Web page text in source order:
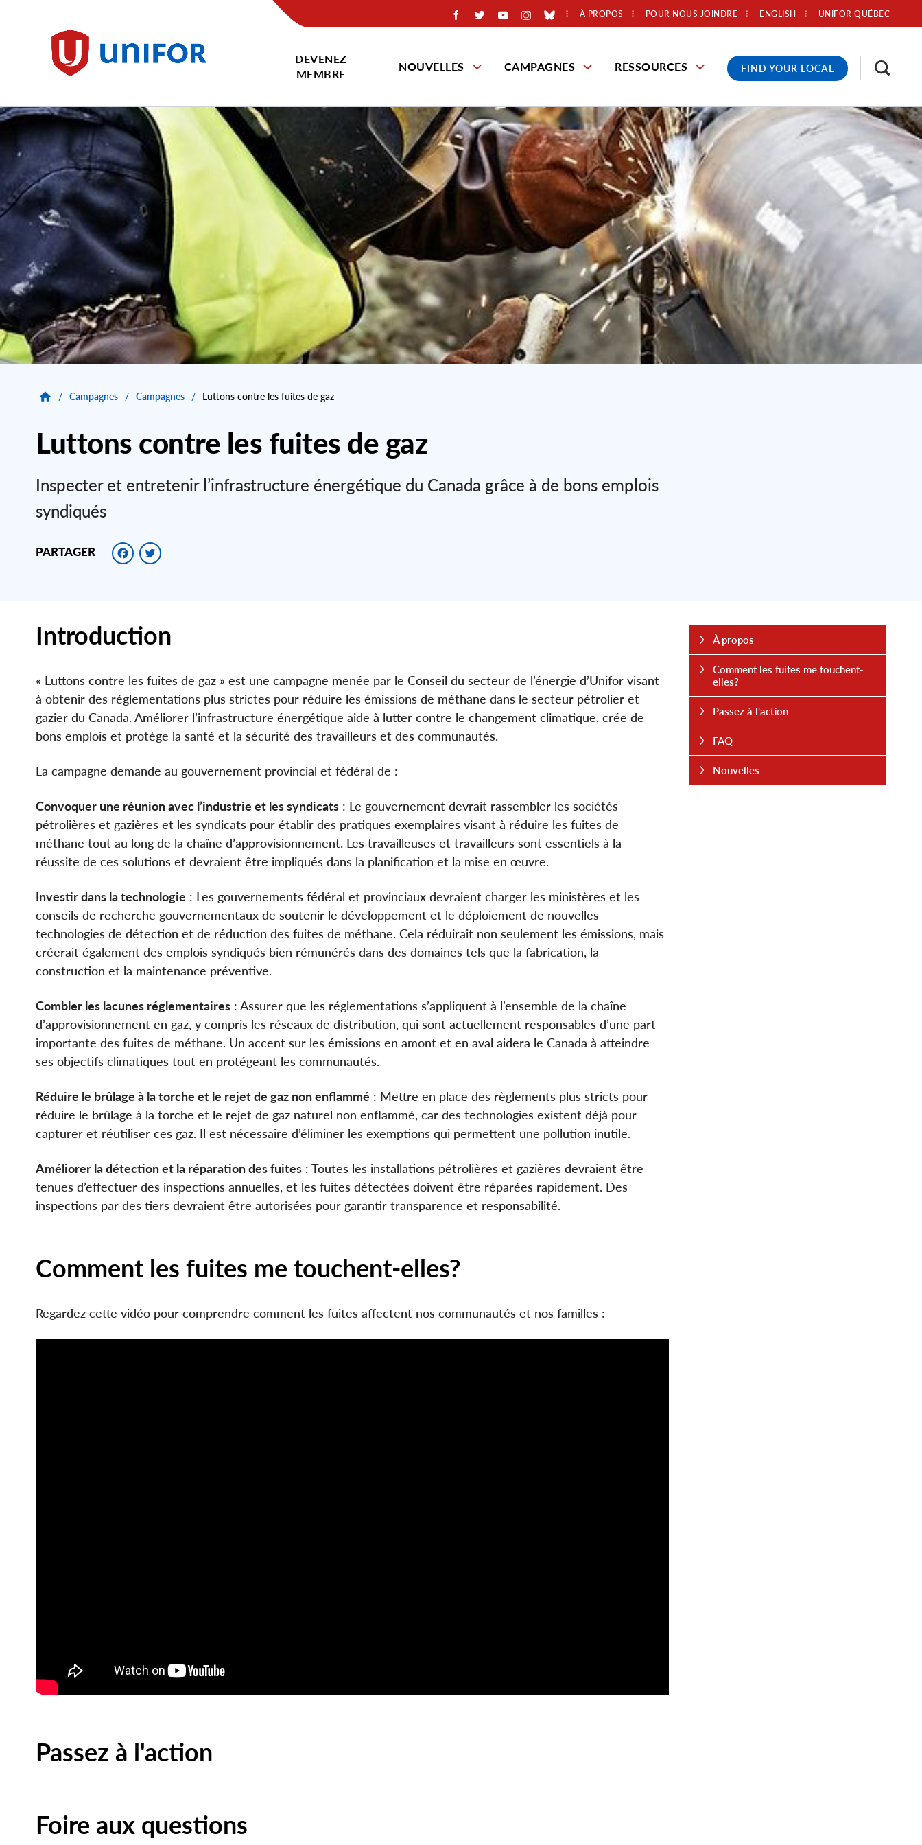
Unifor
À PROPOS POUR NOUS JOINDRE UNIFOR QUÉBEC
ENGLISH
DEVENEZ
MEMBRE
NOUVELLES CAMPAGNES RESSOURCES FIND YOUR LOCAL
/ Campagnes / Campagnes / Luttons contre les fuites de gaz
Luttons contre les fuites de gaz
Inspecter et entretenir l’infrastructure énergétique du Canada grâce à de bons emplois
syndiqués
PARTAGER Facebook
Introduction
« Luttons contre les fuites de gaz » est une campagne menée par le Conseil du secteur de l’énergie d’Unifor visant
à obtenir des réglementations plus strictes pour réduire les émissions de méthane dans le secteur pétrolier et
gazier du Canada. Améliorer l’infrastructure énergétique aide à lutter contre le changement climatique, crée de
bons emplois et protège la santé et la sécurité des travailleurs et des communautés.
La campagne demande au gouvernement provincial et fédéral de :
Convoquer une réunion avec l’industrie et les syndicats : Le gouvernement devrait rassembler les sociétés
pétrolières et gazières et les syndicats pour établir des pratiques exemplaires visant à réduire les fuites de
méthane tout au long de la chaîne d’approvisionnement. Les travailleuses et travailleurs sont essentiels à la
réussite de ces solutions et devraient être impliqués dans la planification et la mise en œuvre.
Investir dans la technologie : Les gouvernements fédéral et provinciaux devraient charger les ministères et les
conseils de recherche gouvernementaux de soutenir le développement et le déploiement de nouvelles
technologies de détection et de réduction des fuites de méthane. Cela réduirait non seulement les émissions, mais
créerait également des emplois syndiqués bien rémunérés dans des domaines tels que la fabrication, la
construction et la maintenance préventive.
Combler les lacunes réglementaires : Assurer que les réglementations s’appliquent à l’ensemble de la chaîne
d’approvisionnement en gaz, y compris les réseaux de distribution, qui sont actuellement responsables d’une part
importante des fuites de méthane. Un accent sur les émissions en amont et en aval aidera le Canada à atteindre
ses objectifs climatiques tout en protégeant les communautés.
Réduire le brûlage à la torche et le rejet de gaz non enflammé : Mettre en place des règlements plus stricts pour
réduire le brûlage à la torche et le rejet de gaz naturel non enflammé, car des technologies existent déjà pour
capturer et réutiliser ces gaz. Il est nécessaire d’éliminer les exemptions qui permettent une pollution inutile.
Améliorer la détection et la réparation des fuites : Toutes les installations pétrolières et gazières devraient être
tenues d’effectuer des inspections annuelles, et les fuites détectées doivent être réparées rapidement. Des
inspections par des tiers devraient être autorisées pour garantir transparence et responsabilité.
Page
Comment les fuites me touchent-elles?
Regardez cette vidéo pour comprendre comment les fuites affectent nos communautés et nos familles :
Passez à l'action
Foire aux questions
À propos
Comment les fuites me touchent-
elles?
Passez à l'action
FAQ
Nouvelles